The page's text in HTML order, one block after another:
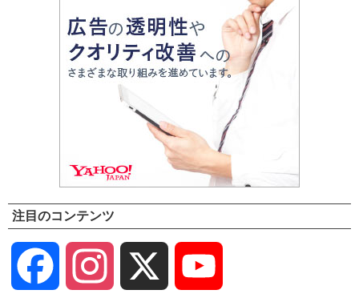
注目のコンテンツ
Facebook Instagram